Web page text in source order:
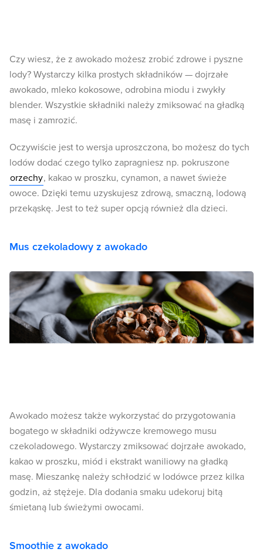
Czy wiesz, że z awokado możesz zrobić zdrowe i pyszne
lody? Wystarczy kilka prostych składników — dojrzałe
awokado, mleko kokosowe, odrobina miodu i zwykły
blender. Wszystkie składniki należy zmiksować na gładką
masę i zamrozić.
Oczywiście jest to wersja uproszczona, bo możesz do tych
lodów dodać czego tylko zapragniesz np. pokruszone
orzechy, kakao w proszku, cynamon, a nawet świeże
owoce. Dzięki temu uzyskujesz zdrową, smaczną, lodową
przekąskę. Jest to też super opcją również dla dzieci.
Mus czekoladowy z awokado
Awokado możesz także wykorzystać do przygotowania
bogatego w składniki odżywcze kremowego musu
czekoladowego. Wystarczy zmiksować dojrzałe awokado,
kakao w proszku, miód i ekstrakt waniliowy na gładką
masę. Mieszankę należy schłodzić w lodówce przez kilka
godzin, aż stężeje. Dla dodania smaku udekoruj bitą
śmietaną lub świeżymi owocami.
Smoothie z awokado